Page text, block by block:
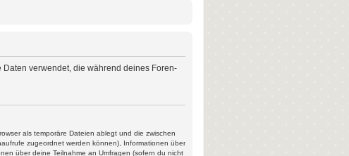
Daten verwendet, die während deines Foren-
als temporäre Dateien ablegt und die zwischen
zugeordnet werden können), Informationen über
über deine Teilnahme an Umfragen (sofern du nicht